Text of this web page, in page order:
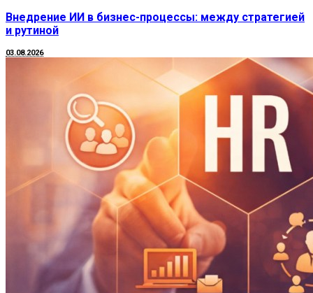
Внедрение ИИ в бизнес-процессы: между стратегией
и рутиной
03.08.2026